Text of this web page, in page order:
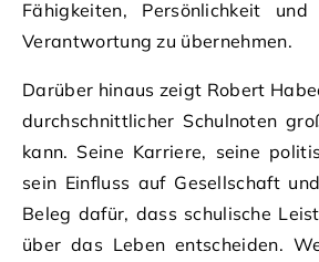
Fähigkeiten, Persönlichkeit
Verantwortung zu übernehmen.
Darüber hinaus zeigt Robert
durchschnittlicher Schulnoten
kann. Seine Karriere, seine
sein Einfluss auf Gesellschaft
Beleg dafür, dass schulische
über das Leben entscheiden.